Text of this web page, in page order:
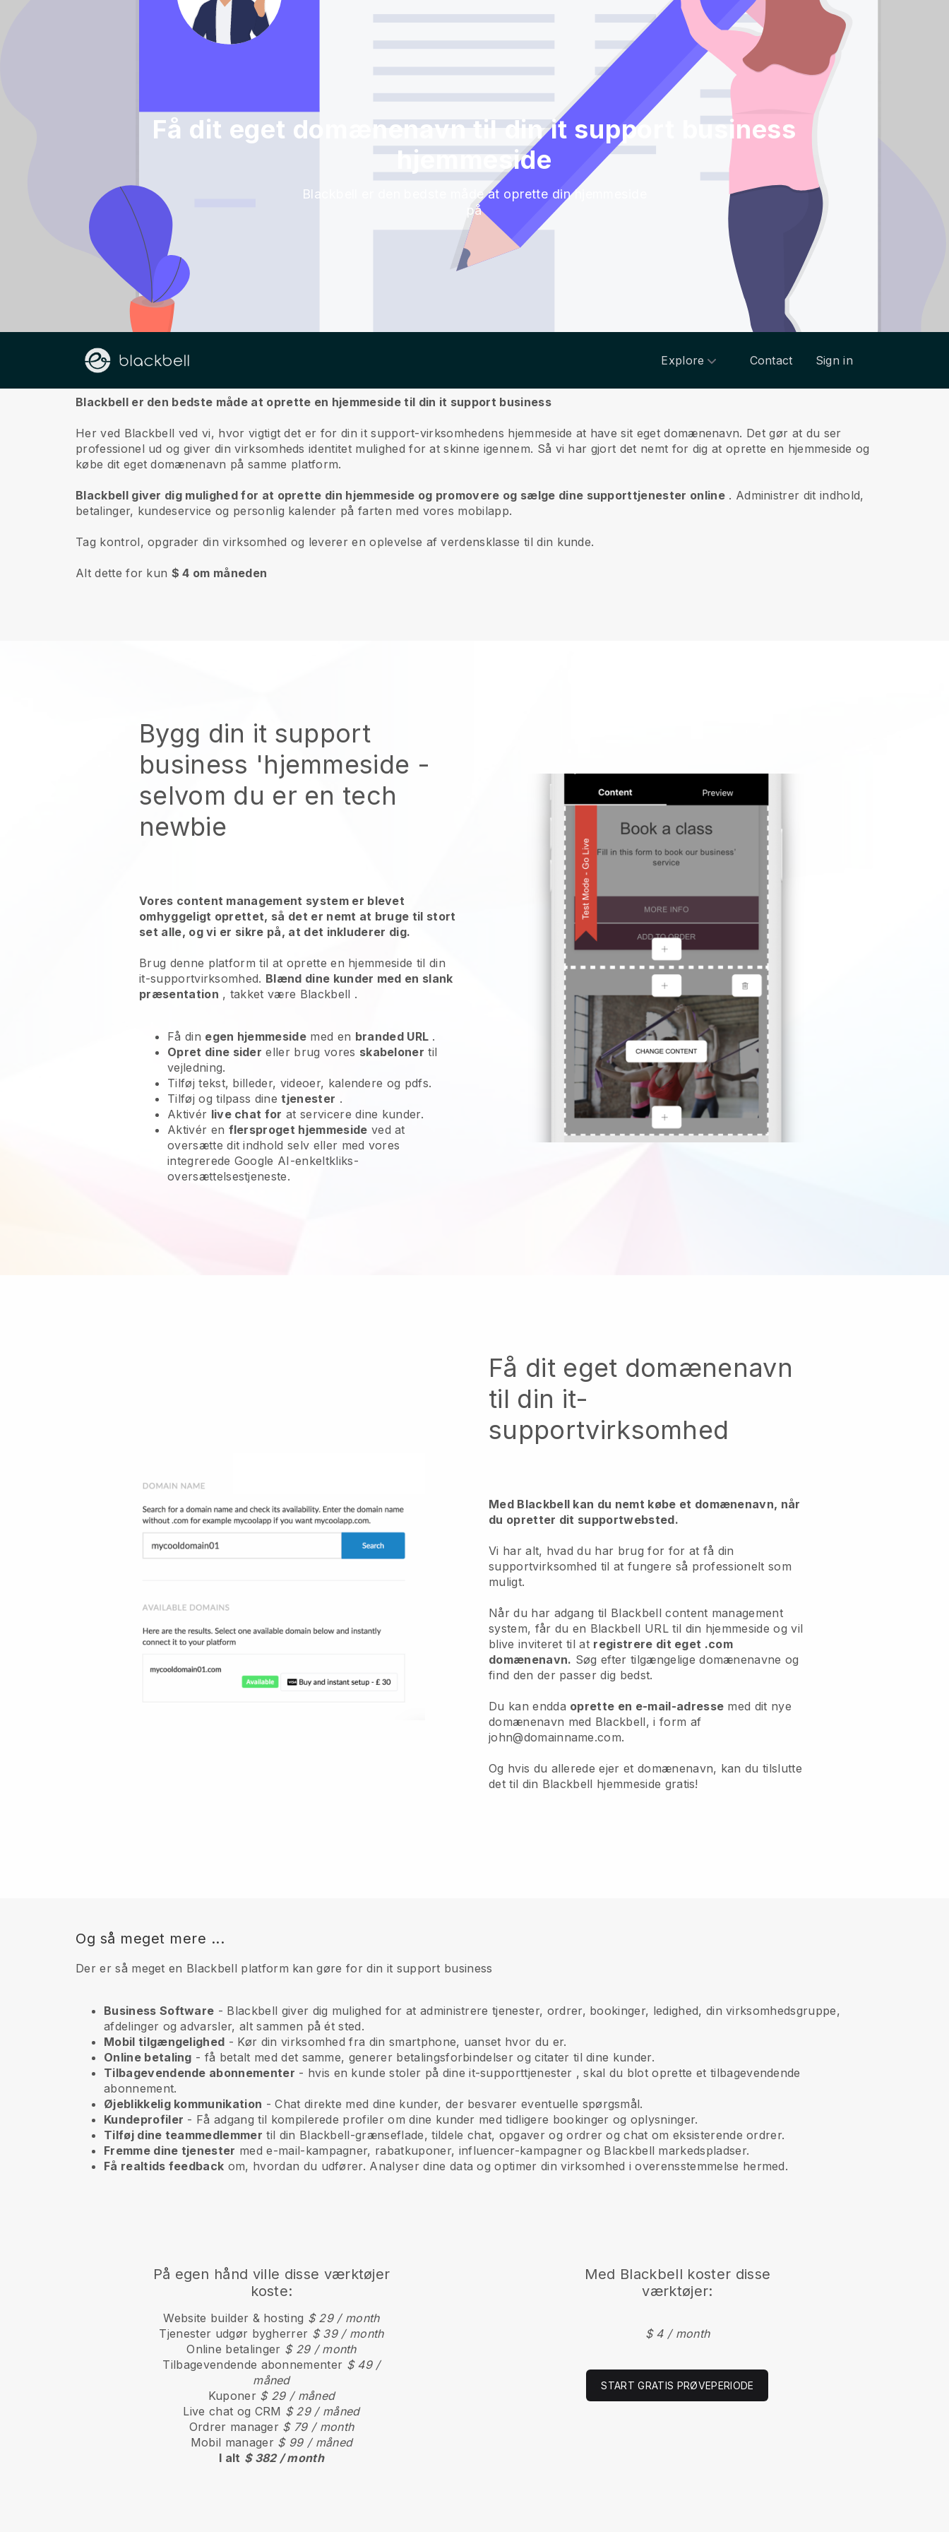
Få dit eget domænenavn til din it support business
hjemmeside
Blackbell er den bedste måde at oprette din hjemmeside
på
Explore Contact Sign in
Om os
Blackbell er den bedste måde at oprette en hjemmeside til din it support business
Her ved Blackbell ved vi, hvor vigtigt det er for din it support-virksomhedens hjemmeside at have sit eget domænenavn. Det gør at du ser
professionel ud og giver din virksomheds identitet mulighed for at skinne igennem. Så vi har gjort det nemt for dig at oprette en hjemmeside og
købe dit eget domænenavn på samme platform.
Blackbell giver dig mulighed for at oprette din hjemmeside og promovere og sælge dine supporttjenester online . Administrer dit indhold,
betalinger, kundeservice og personlig kalender på farten med vores mobilapp.
Tag kontrol, opgrader din virksomhed og leverer en oplevelse af verdensklasse til din kunde.
Alt dette for kun $ 4 om måneden
Bygg din it support
business 'hjemmeside -
selvom du er en tech
newbie
Vores content management system er blevet
omhyggeligt oprettet, så det er nemt at bruge til stort
set alle, og vi er sikre på, at det inkluderer dig.
Brug denne platform til at oprette en hjemmeside til din
it-supportvirksomhed. Blænd dine kunder med en slank
præsentation , takket være Blackbell .
Få din egen hjemmeside med en branded URL .
Opret dine sider eller brug vores skabeloner til
vejledning.
Tilføj tekst, billeder, videoer, kalendere og pdfs.
Tilføj og tilpass dinetjenester .
Aktivér live chat for at servicere dine kunder.
Aktivér en flersproget hjemmeside ved at
oversætte dit indhold selv eller med vores
integrerede Google AI-enkeltkliks-
oversættelsestjeneste.
Få dit eget domænenavn
til din it-
supportvirksomhed
Med Blackbell kan du nemt købe et domænenavn, når
du opretter dit supportwebsted.
Vi har alt, hvad du har brug for for at få din
supportvirksomhed til at fungere så professionelt som
muligt.
Når du har adgang til Blackbell content management
system, får du en Blackbell URL til din hjemmeside og vil
blive inviteret til at registrere dit eget .com
domænenavn. Søg efter tilgængelige domænenavne og
find den der passer dig bedst.
Du kan endda oprette en e-mail-adresse med dit nye
domænenavn med Blackbell, i form af
john@domainname.com.
Og hvis du allerede ejer et domænenavn, kan du tilslutte
det til din Blackbell hjemmeside gratis!
Og så meget mere ...
Der er så meget en Blackbell platform kan gøre for din it support business
Business Software - Blackbell giver dig mulighed for at administrere tjenester, ordrer, bookinger, ledighed, din virksomhedsgruppe,
afdelinger og advarsler, alt sammen på ét sted.
Mobil tilgængelighed - Kør din virksomhed fra din smartphone, uanset hvor du er.
Online betaling - få betalt med det samme, generer betalingsforbindelser og citater til dine kunder.
Tilbagevendende abonnementer - hvis en kunde stoler på dine it-supporttjenester , skal du blot oprette et tilbagevendende
abonnement.
Øjeblikkelig kommunikation - Chat direkte med dine kunder, der besvarer eventuelle spørgsmål.
Kundeprofiler - Få adgang til kompilerede profiler om dine kunder med tidligere bookinger og oplysninger.
Tilføj dine teammedlemmer til din Blackbell-grænseflade, tildele chat, opgaver og ordrer og chat om eksisterende ordrer.
Fremme dine tjenester med e-mail-kampagner, rabatkuponer, influencer-kampagner og Blackbell markedspladser.
Få realtids feedback om, hvordan du udfører. Analyser dine data og optimer din virksomhed i overensstemmelse hermed.
På egen hånd ville disse værktøjer
koste:
Website builder & hosting $ 29 / month
Tjenester udgør bygherrer $ 39 / month
Online betalinger $ 29 / month
Tilbagevendende abonnementer $ 49 /
måned
Kuponer $ 29 / måned
Live chat og CRM $ 29 / måned
Ordrer manager $ 79 / month
Mobil manager $ 99 / måned
I alt $ 382 / month
Med Blackbell koster disse
værktøjer:
$ 4 / month
START GRATIS PRØVEPERIODE